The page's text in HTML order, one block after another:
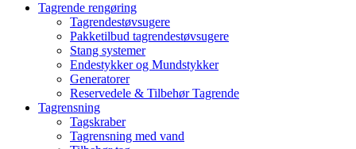
Tagrende rengøring
Tagrendestøvsugere
Pakketilbud tagrendestøvsugere
Stang systemer
Endestykker og Mundstykker
Generatorer
Reservedele & Tilbehør Tagrende
Tagrensning
Tagskraber
Tagrensning med vand